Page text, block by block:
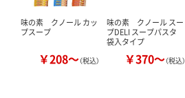
味の素 クノール カッ
プスープ
￥208～（税込）
味の素 クノール スー
プDELI スープパスタ
袋入タイプ
￥370～（税込）